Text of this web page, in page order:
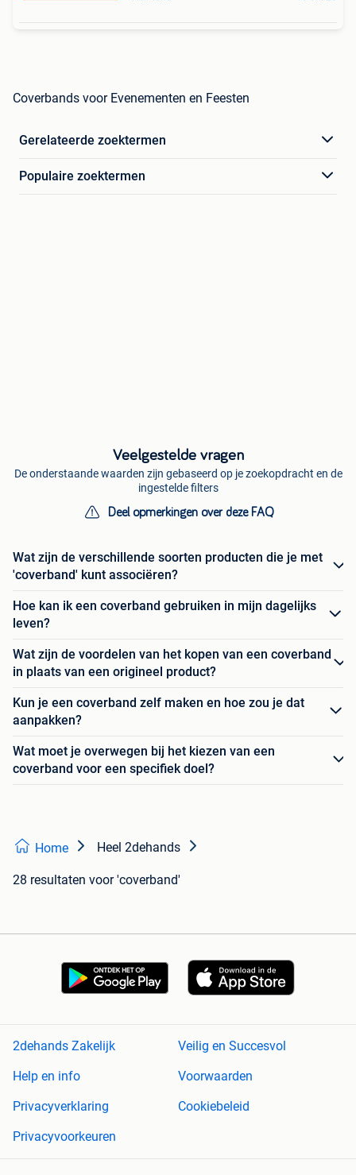
Coverbands voor Evenementen en Feesten
Gerelateerde zoektermen
Populaire zoektermen
Veelgestelde vragen
De onderstaande waarden zijn gebaseerd op je zoekopdracht en de
ingestelde filters
Deel opmerkingen over deze FAQ
Wat zijn de verschillende soorten producten die je met
'coverband' kunt associëren?
Hoe kan ik een coverband gebruiken in mijn dagelijks
leven?
Wat zijn de voordelen van het kopen van een coverband
in plaats van een origineel product?
Kun je een coverband zelf maken en hoe zou je dat
aanpakken?
Wat moet je overwegen bij het kiezen van een
coverband voor een specifiek doel?
Home Heel 2dehands
28 resultaten voor 'coverband'
2dehands Zakelijk
Veilig en Succesvol
Help en info
Voorwaarden
Privacyverklaring
Cookiebeleid
Privacyvoorkeuren